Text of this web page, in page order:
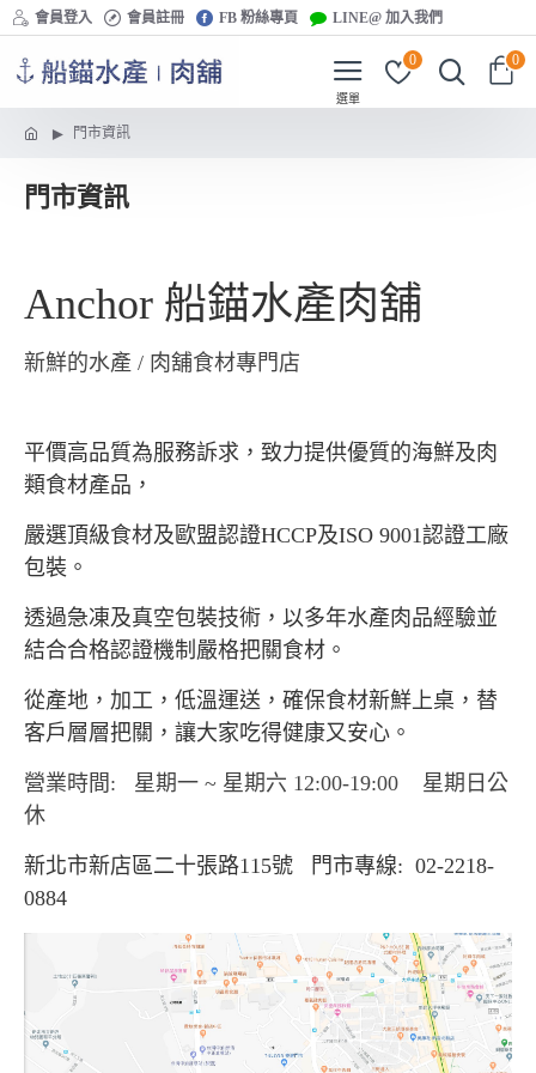
會員登入 會員註冊 FB 粉絲專頁 LINE@ 加入我們
0 0
門市資訊
門市資訊
Anchor 船錨水產肉舖
新鮮的水產 / 肉舖食材專門店
平價高品質為服務訴求，致力提供優質的海鮮及肉
類食材產品，
嚴選頂級食材及歐盟認證HCCP及ISO 9001認證工廠
包裝。
透過急凍及真空包裝技術，以多年水產肉品經驗並
結合合格認證機制嚴格把關食材。
從產地，加工，低溫運送，確保食材新鮮上桌，替
客戶層層把關，讓大家吃得健康又安心。
營業時間: 星期一 ~ 星期六 12:00-19:00 星期日公
休
新北市新店區二十張路115號 門市專線: 02-2218-
0884